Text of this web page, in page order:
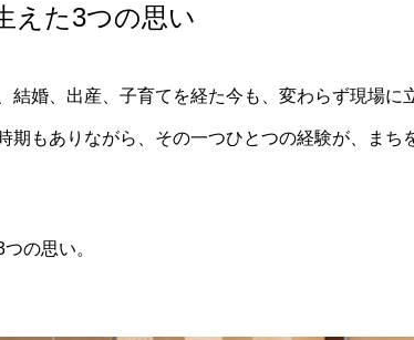
えた3つの思い
結婚、出産、子育てを経た今も、変わらず現場に
期もありながら、その一つひとつの経験が、まち
の思い。